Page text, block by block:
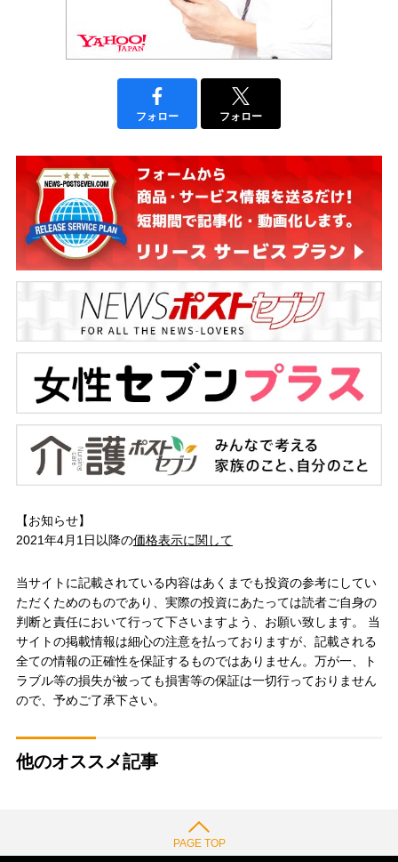
フォロー フォロー
【お知らせ】
2021年4月1日以降の価格表示に関して
当サイトに記載されている内容はあくまでも投資の参考にしてい
ただくためのものであり、実際の投資にあたっては読者ご自身の
判断と責任において行って下さいますよう、お願い致します。 当
サイトの掲載情報は細心の注意を払っておりますが、記載される
全ての情報の正確性を保証するものではありません。万が一、ト
ラブル等の損失が被っても損害等の保証は一切行っておりません
ので、予めご了承下さい。
他のオススメ記事
PAGE TOP